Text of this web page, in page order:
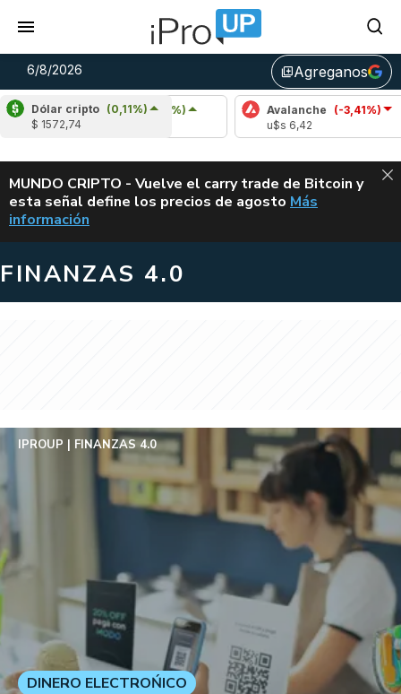
6/8/2026 library_addAgreganos
Dólar cripto (0,11%)
$ 1572,74
Cardano (1,32%)
u$s 0,19
Avalanche
(-3,41%)
ALERTA
MUNDO CRIPTO - Vuelve el carry trade de Bitcoin y
esta señal define los precios de agosto VUELVE EL
Más
información
FINANZAS 4.0
IPROUP FINANZAS 4.0
DINERO ELECTROŃICO